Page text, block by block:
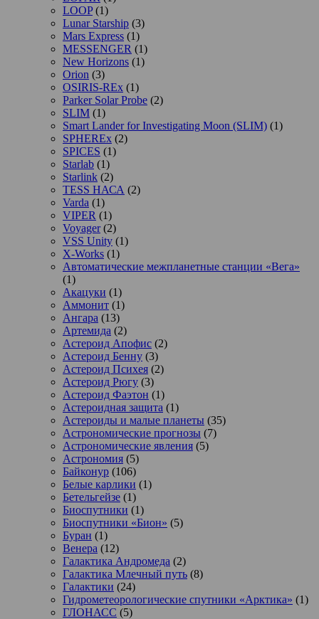
LOOP(1)
Lunar Starship (3)
Mars Express (1)
MESSENGER (1)
New Horizons (1)
Orion (3)
OSIRIS-REx (1)
Parker Solar Probe (2)
SLIM (1)
Smart Lander for Investigating Moon (SLIM) (1)
SPHEREx (2)
SPICES (1)
Starlab (1)
Starlink (2)
TESS НАСА (2)
Varda (1)
VIPER (1)
Voyager(2)
VSS Unity (1)
X-Works (1)
Автоматические межпланетные станции «Вега»
(1)
Акацуки (1)
Аммонит (1)
Ангара (13)
Артемида (2)
Астероид Апофис (2)
Астероид Бенну (3)
Астероид Психея (2)
Астероид Рюгу (3)
Астероид Фаэтон (1)
Астероидная защита (1)
Астероиды и малые планеты (35)
Астрономические прогнозы (7)
Астрономические явления (5)
Астрономия (5)
Байконур (106)
Белые карлики (1)
Бетельгейзе (1)
Биоспутники (1)
Биоспутники «Бион» (5)
Буран (1)
Венера (12)
Галактика Андромеда (2)
Галактика Млечный путь (8)
Галактики (24)
Гидрометеорологические спутники «Арктика» (1)
ГЛОНАСС (5)